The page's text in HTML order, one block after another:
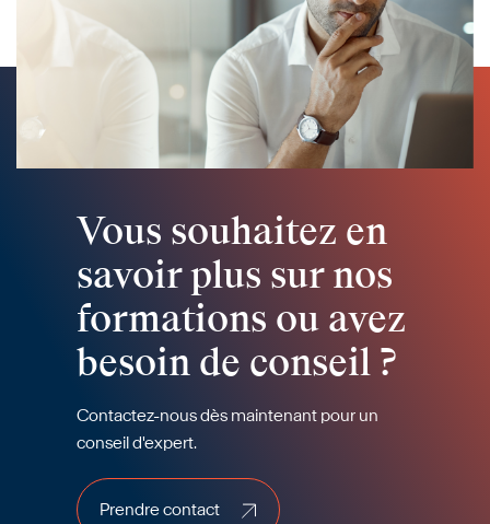
Vous souhaitez en
savoir plus sur nos
formations ou avez
besoin de conseil ?
Contactez-nous dès maintenant pour un
conseil d'expert.
Prendre contact
Prendre contact